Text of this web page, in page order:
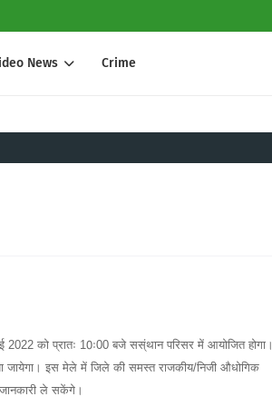
News Crime
2022 को प्रातः 10ः00 बजे सस्ंथान परिसर में आयोजित होगा।
जायेगा। इस मेले में जिले की समस्त राजकीय/निजी औधोगिक
जानकारी ले सकेंगे।